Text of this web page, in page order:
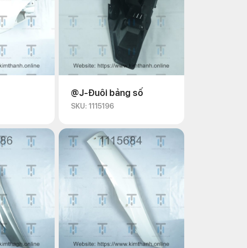
@J-Đuôi bảng số
SKU: 1115196